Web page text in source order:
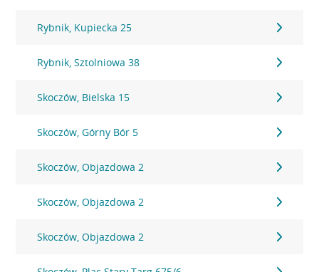
Rybnik, Kupiecka 25
Rybnik, Sztolniowa 38
Skoczów, Bielska 15
Skoczów, Górny Bór 5
Skoczów, Objazdowa 2
Skoczów, Objazdowa 2
Skoczów, Objazdowa 2